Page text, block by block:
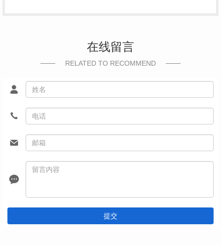
在线留言
RELATED TO RECOMMEND
提交